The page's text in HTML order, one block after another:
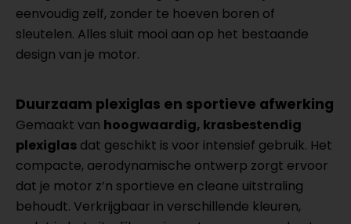
eenvoudig zelf, zonder te hoeven boren of
sleutelen. Alles sluit mooi aan op het bestaande
design van je motor.
Duurzaam plexiglas en sportieve afwerking
Gemaakt van hoogwaardig, krasbestendig
plexiglas dat geschikt is voor intensief gebruik. Het
compacte, aerodynamische ontwerp zorgt ervoor
dat je motor z’n sportieve en cleane uitstraling
behoudt. Verkrijgbaar in verschillende kleuren,